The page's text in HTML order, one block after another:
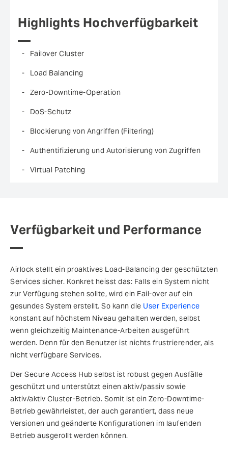
Highlights Hochverfügbarkeit
Failover Cluster
Load Balancing
Zero-Downtime-Operation
DoS-Schutz
Blockierung von Angriffen (Filtering)
Authentifizierung und Autorisierung von Zugriffen
Virtual Patching
Verfügbarkeit und Performance
Airlock stellt ein proaktives Load-Balancing der geschützten
Services sicher. Konkret heisst das: Falls ein System nicht
zur Verfügung stehen sollte, wird ein Fail-over auf ein
gesundes System erstellt. So kann die User Experience
konstant auf höchstem Niveau gehalten werden, selbst
wenn gleichzeitig Maintenance-Arbeiten ausgeführt
werden. Denn für den Benutzer ist nichts frustrierender, als
nicht verfügbare Services.
Der Secure Access Hub selbst ist robust gegen Ausfälle
geschützt und unterstützt einen aktiv/passiv sowie
aktiv/aktiv Cluster-Betrieb. Somit ist ein Zero-Downtime-
Betrieb gewährleistet, der auch garantiert, dass neue
Versionen und geänderte Konfigurationen im laufenden
Betrieb ausgerollt werden können.